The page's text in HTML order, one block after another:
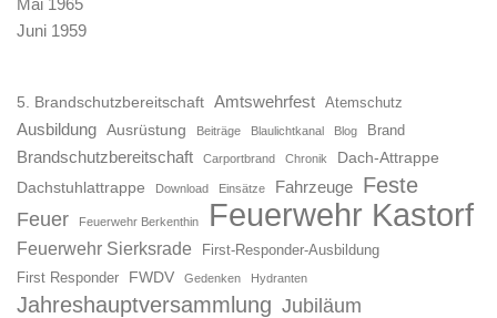
Juni 1959
5. Brandschutzbereitschaft Amtswehrfest Atemschutz
Ausbildung Ausrüstung Beiträge Blaulichtkanal Blog Brand
Brandschutzbereitschaft Carportbrand Chronik
Dach-Attrappe
Dachstuhlattrappe
Download Einsätze Fahrzeuge Feste
Feuer Feuerwehr Berkenthin Feuerwehr Kastorf
Feuerwehr Sierksrade
First-Responder-Ausbildung
First Responder
FWDV Gedenken Hydranten
Jahreshauptversammlung Jubiläum